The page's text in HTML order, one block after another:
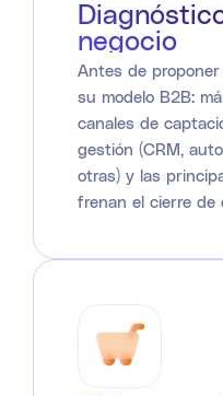
negocio
Antes de proponer
su modelo B2B:
canales de
gestión (CRM,
otras) y las
frenan el cierre de